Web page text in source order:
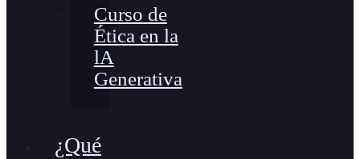
Curso de
Ética en la
lA
Generativa
¿Qué